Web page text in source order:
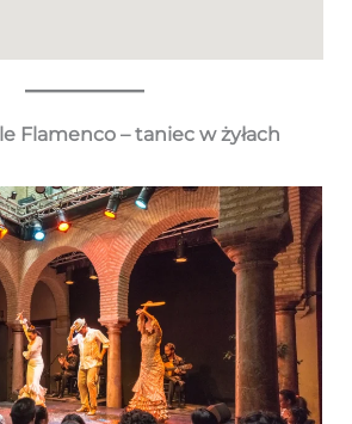
Flamenco – taniec w żyłach